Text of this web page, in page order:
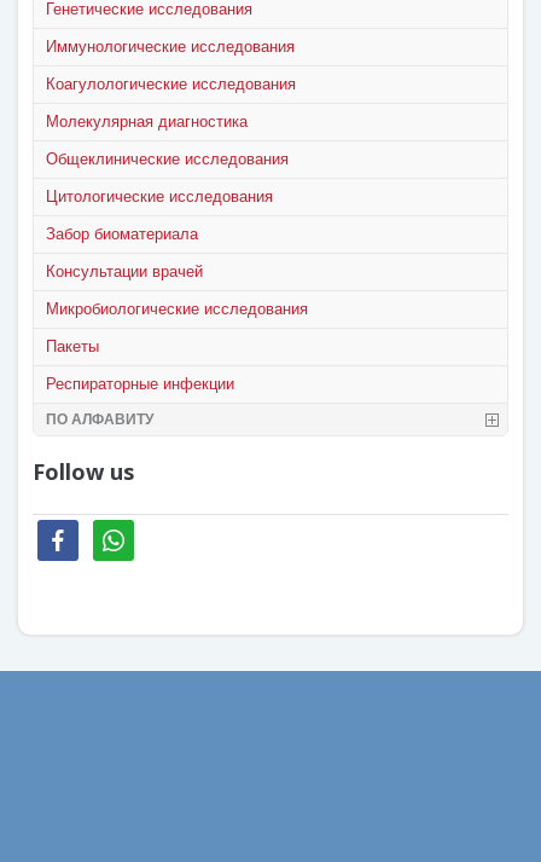
Генетические исследования
Иммунологические исследования
Коагулологические исследования
Молекулярная диагностика
Общеклинические исследования
Цитологические исследования
Забор биоматериала
Консультации врачей
Микробиологические исследования
Пакеты
Респираторные инфекции
ПО АЛФАВИТУ
Follow us
facebookwhatsapp